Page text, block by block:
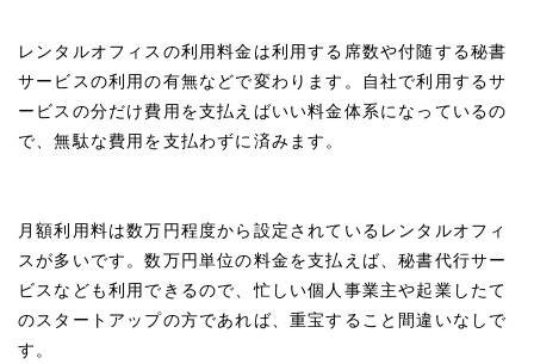
レンタルオフィスの利用料金は利用する席数や付随する秘書
サービスの利用の有無などで変わります。自社で利用するサ
ービスの分だけ費用を支払えばいい料金体系になっているの
で、無駄な費用を支払わずに済みます。
月額利用料は数万円程度から設定されているレンタルオフィ
スが多いです。数万円単位の料金を支払えば、秘書代行サー
ビスなども利用できるので、忙しい個人事業主や起業したて
のスタートアップの方であれば、重宝すること間違いなしで
す。